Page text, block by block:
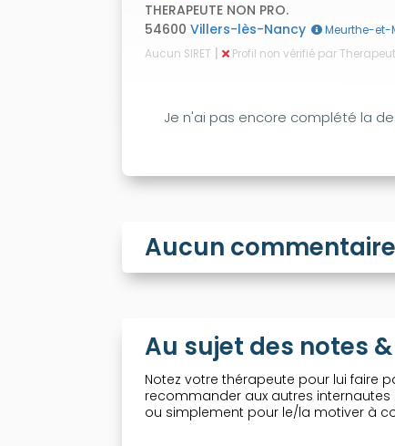
THERAPEUTE NON PRO.
54600Villers-lès-Nancy
Meurthe-et-
Aucun SIRET | Profil non vérifié par
Je n'ai pas encore complété la
Aucun
Au sujet des notes
Notez votre thérapeute pour lui faire
recommander aux autres
ou simplement pour le/la motiver à